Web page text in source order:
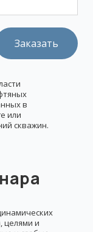
Заказать
в
или
скважин.
целями и